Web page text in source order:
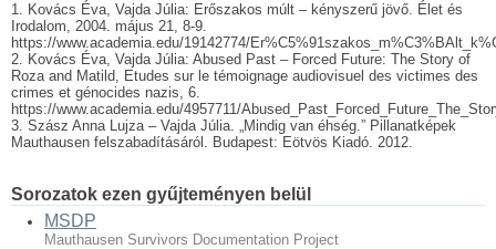
1. Kovács Éva, Vajda Júlia: Erőszakos múlt – kényszerű jövő. Élet és
Irodalom, 2004. május 21, 8-9.
https://www.academia.edu/19142774/
2. Kovács Éva, Vajda Júlia: Abused Past – Forced Future: The Story of
Roza and Matild, Etudes sur le témoignage audiovisuel des victimes des
crimes et génocides nazis, 6.
https://www.academia.edu/4957711/
3. Szász Anna Lujza – Vajda Júlia. „Mindig van éhség.” Pillanatképek
Mauthausen felszabadításáról. Budapest: Eötvös Kiadó. 2012.
Sorozatok ezen gyűjteményen belül
MSDP
Mauthausen Survivors Documentation Project